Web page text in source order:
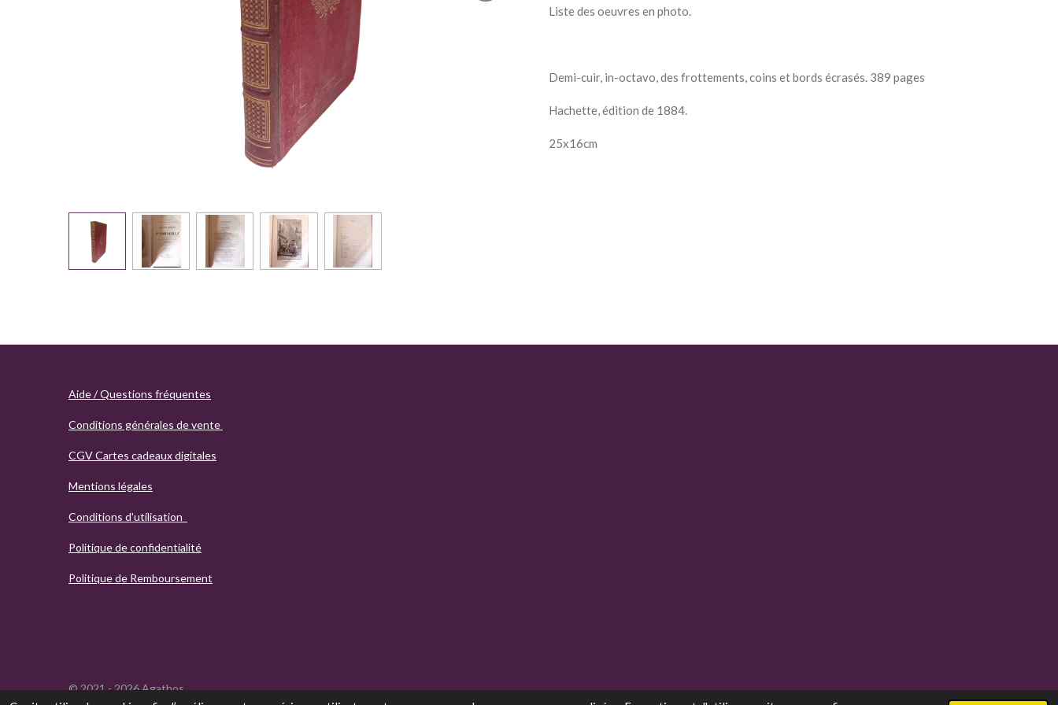
Liste des oeuvres en photo.
Demi-cuir, in-octavo, des frottements, coins et bords écrasés. 389 pages
Hachette, édition de 1884.
25x16cm
Aide / Questions fréquentes
Conditions générales de vente
CGV Cartes cadeaux digitales
Mentions légales
Conditions d'utilisation
Politique de confidentialité
Politique de Remboursement
© 2021 - 2026 Agathos